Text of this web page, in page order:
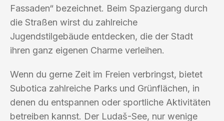
Fassaden“ bezeichnet. Beim Spaziergang durch
die Straßen wirst du zahlreiche
Jugendstilgebäude entdecken, die der Stadt
ihren ganz eigenen Charme verleihen.
Wenn du gerne Zeit im Freien verbringst, bietet
Subotica zahlreiche Parks und Grünflächen, in
denen du entspannen oder sportliche Aktivitäten
betreiben kannst. Der Ludaš-See, nur wenige